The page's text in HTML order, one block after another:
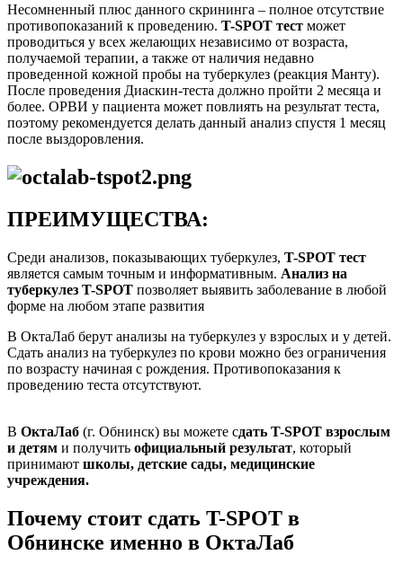
Несомненный плюс данного скрининга – полное отсутствие
противопоказаний к проведению. T-SPOT тест может
проводиться у всех желающих независимо от возраста,
получаемой терапии, а также от наличия недавно
проведенной кожной пробы на туберкулез (реакция Манту).
После проведения Диаскин-теста должно пройти 2 месяца и
более. ОРВИ у пациента может повлиять на результат теста,
поэтому рекомендуется делать данный анализ спустя 1 месяц
после выздоровления.
ПРЕИМУЩЕСТВА:
Среди анализов, показывающих туберкулез, T-SPOT тест
является самым точным и информативным. Анализ на
туберкулез T-SPOT позволяет выявить заболевание в любой
форме на любом этапе развития
В ОктаЛаб берут анализы на туберкулез у взрослых и у детей.
Сдать анализ на туберкулез по крови можно без ограничения
по возрасту начиная с рождения. Противопоказания к
проведению теста отсутствуют.
В ОктаЛаб (г. Обнинск) вы можете сдать T-SPOT взрослым
и детям и получить официальный результат, который
принимают школы, детские сады, медицинские
учреждения.
Почему стоит сдать T-SPOT в
Обнинске именно в ОктаЛаб